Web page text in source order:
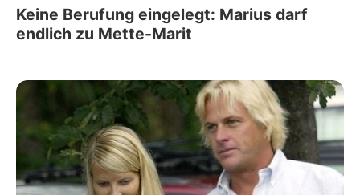
Keine Berufung eingelegt: Marius darf
endlich zu Mette-Marit